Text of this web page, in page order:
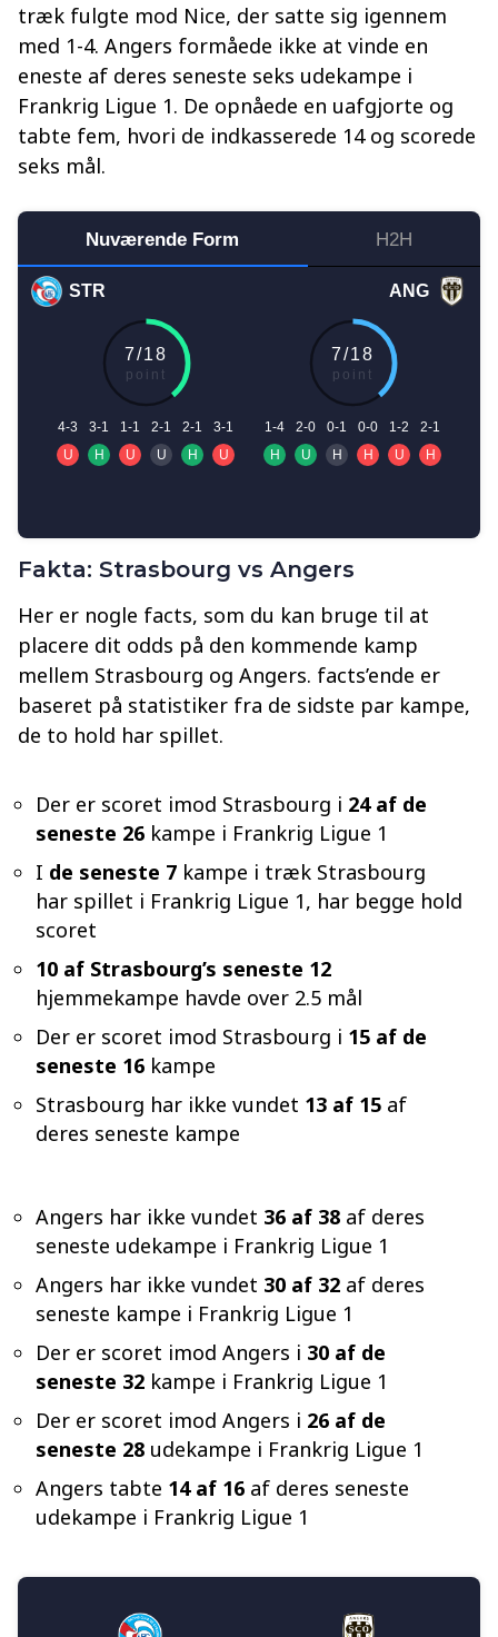
træk fulgte mod Nice, der satte sig igennem
med 1-4. Angers formåede ikke at vinde en
eneste af deres seneste seks udekampe i
Frankrig Ligue 1. De opnåede en uafgjorte og
tabte fem, hvori de indkasserede 14 og scorede
seks mål.
Fakta: Strasbourg vs Angers
Her er nogle facts, som du kan bruge til at
placere dit odds på den kommende kamp
mellem Strasbourg og Angers. facts’ende er
baseret på statistiker fra de sidste par kampe,
de to hold har spillet.
Der er scoret imod Strasbourg i 24 af de
seneste 26 kampe i Frankrig Ligue 1
I de seneste 7 kampe i træk Strasbourg
har spillet i Frankrig Ligue 1, har begge hold
scoret
10 af Strasbourg’s seneste 12
hjemmekampe havde over 2.5 mål
Der er scoret imod Strasbourg i 15 af de
seneste 16 kampe
Strasbourg har ikke vundet 13 af 15 af
deres seneste kampe
Angers har ikke vundet 36 af 38 af deres
seneste udekampe i Frankrig Ligue 1
Angers har ikke vundet 30 af 32 af deres
seneste kampe i Frankrig Ligue 1
Der er scoret imod Angers i 30 af de
seneste 32 kampe i Frankrig Ligue 1
Der er scoret imod Angers i 26 af de
seneste 28 udekampe i Frankrig Ligue 1
Angers tabte 14 af 16 af deres seneste
udekampe i Frankrig Ligue 1